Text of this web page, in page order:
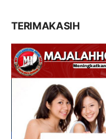
TERIMAKASIH